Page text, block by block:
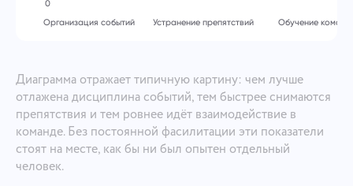
0
Организация событий
Устранение препятствий Обучение
Диаграмма отражает типичную картину: чем лучше
отлажена дисциплина событий, тем быстрее снимаются
препятствия и тем ровнее идёт взаимодействие в
команде. Без постоянной фасилитации эти показатели
стоят на месте, как бы ни был опытен отдельный
человек.